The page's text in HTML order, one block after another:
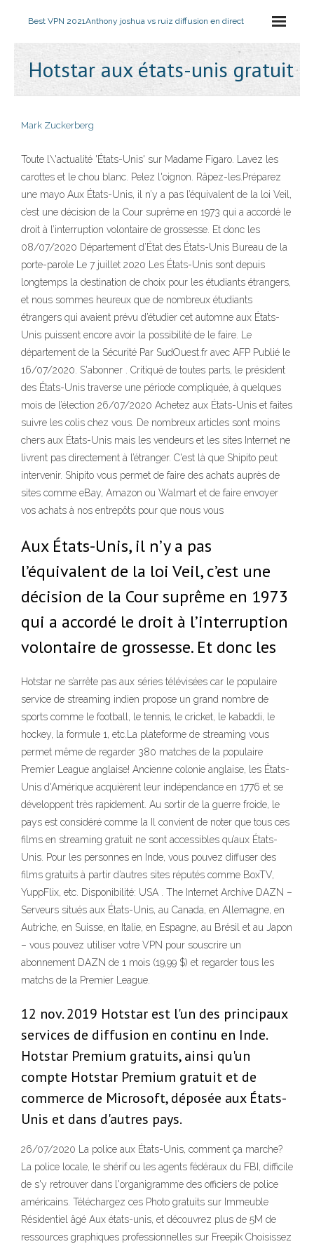
Best VPN 2021Anthony joshua vs ruiz diffusion en direct
Hotstar aux états-unis gratuit
Mark Zuckerberg
Toute l\'actualité 'États-Unis' sur Madame Figaro. Lavez les
carottes et le chou blanc. Pelez l'oignon. Râpez-les.Préparez
une mayo Aux États-Unis, il n’y a pas l’équivalent de la loi Veil,
c’est une décision de la Cour suprême en 1973 qui a accordé le
droit à l’interruption volontaire de grossesse. Et donc les
08/07/2020 Département d’État des États-Unis Bureau de la
porte-parole Le 7 juillet 2020 Les États-Unis sont depuis
longtemps la destination de choix pour les étudiants étrangers,
et nous sommes heureux que de nombreux étudiants
étrangers qui avaient prévu d’étudier cet automne aux États-
Unis puissent encore avoir la possibilité de le faire. Le
département de la Sécurité Par SudOuest.fr avec AFP Publié le
16/07/2020. S'abonner . Critiqué de toutes parts, le président
des États-Unis traverse une période compliquée, à quelques
mois de l’élection 26/07/2020 Achetez aux États-Unis et faites
suivre les colis chez vous. De nombreux articles sont moins
chers aux États-Unis mais les vendeurs et les sites Internet ne
livrent pas directement à l’étranger. C'est là que Shipito peut
intervenir. Shipito vous permet de faire des achats auprès de
sites comme eBay, Amazon ou Walmart et de faire envoyer
vos achats à nos entrepôts pour que nous vous
Aux États-Unis, il n’y a pas
l’équivalent de la loi Veil, c’est une
décision de la Cour suprême en 1973
qui a accordé le droit à l’interruption
volontaire de grossesse. Et donc les
Hotstar ne s’arrête pas aux séries télévisées car le populaire
service de streaming indien propose un grand nombre de
sports comme le football, le tennis, le cricket, le kabaddi, le
hockey, la formule 1, etc.La plateforme de streaming vous
permet même de regarder 380 matches de la populaire
Premier League anglaise! Ancienne colonie anglaise, les États-
Unis d'Amérique acquièrent leur indépendance en 1776 et se
développent très rapidement. Au sortir de la guerre froide, le
pays est considéré comme la Il convient de noter que tous ces
films en streaming gratuit ne sont accessibles qu’aux États-
Unis. Pour les personnes en Inde, vous pouvez diffuser des
films gratuits à partir d’autres sites réputés comme BoxTV,
YuppFlix, etc. Disponibilité: USA . The Internet Archive DAZN –
Serveurs situés aux États-Unis, au Canada, en Allemagne, en
Autriche, en Suisse, en Italie, en Espagne, au Brésil et au Japon
– vous pouvez utiliser votre VPN pour souscrire un
abonnement DAZN de 1 mois (19,99 $) et regarder tous les
matchs de la Premier League.
12 nov. 2019 Hotstar est l'un des principaux
services de diffusion en continu en Inde.
Hotstar Premium gratuits, ainsi qu'un
compte Hotstar Premium gratuit et de
commerce de Microsoft, déposée aux États-
Unis et dans d'autres pays.
26/07/2020 La police aux États-Unis, comment ça marche?
La police locale, le shérif ou les agents fédéraux du FBI, difficile
de s'y retrouver dans l'organigramme des officiers de police
américains. Téléchargez ces Photo gratuits sur Immeuble
Résidentiel âgé Aux états-unis, et découvrez plus de 5M de
ressources graphiques professionnelles sur Freepik Choisissez